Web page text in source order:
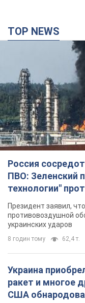
TOP NEWS
Россия
ПВО: Зеленский
технологии"
Президент заявил,
противовоздушной
украинских ударов
8 годин тому 62,4 т.
Украина
ракет и многое
США